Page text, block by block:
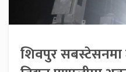
शिवपुर सबस्टेसनमा